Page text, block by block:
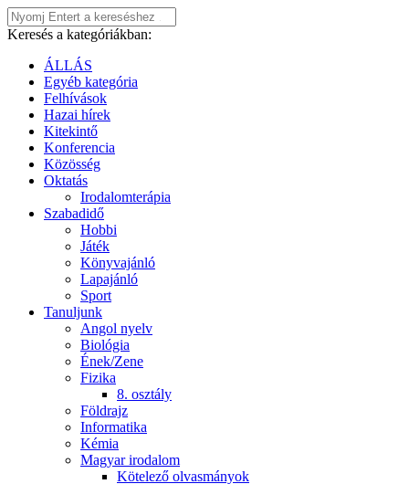
Keresés a kategóriákban:
ÁLLÁS
Egyéb kategória
Felhívások
Hazai hírek
Kitekintő
Konferencia
Közösség
Oktatás
Irodalomterápia
Szabadidő
Hobbi
Játék
Könyvajánló
Lapajánló
Sport
Tanuljunk
Angol nyelv
Biológia
Ének/Zene
Fizika
8. osztály
Földrajz
Informatika
Kémia
Magyar irodalom
Kötelező olvasmányok